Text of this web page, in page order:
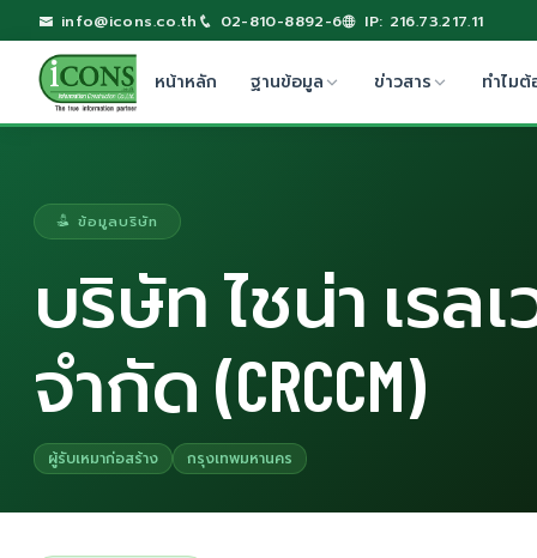
info@icons.co.th 02-810-8892-6 IP: 216.73.217.11
หน้าหลัก ฐานข้อมูล ข่าวสาร ทำไมต้
ข้อมูลบริษัท
บริษัท ไชน่า เรล
จำกัด (CRCCM)
ผู้รับเหมาก่อสร้าง กรุงเทพมหานคร